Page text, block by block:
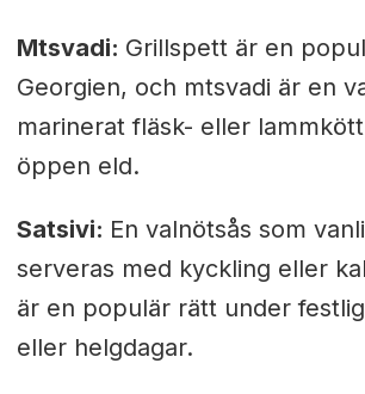
Mtsvadi: Grillspett är en
Georgien, och mtsvadi är en
marinerat fläsk- eller
öppen eld.
Satsivi: En valnötsås som
serveras med kyckling eller
är en populär rätt under
eller helgdagar.